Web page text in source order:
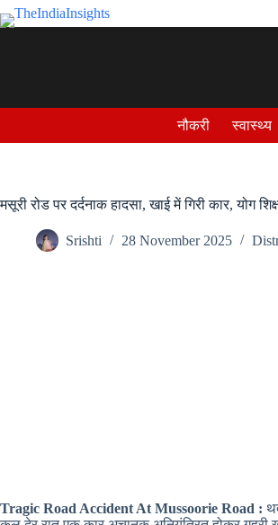
Skip
to
नौकरी स्वास्थ्य
मसूरी रोड पर दर्दनाक हादसा, खाई में गिरी कार, योग
Srishti 28 November 2025
Tragic Road Accident At Mussoorie Road :